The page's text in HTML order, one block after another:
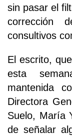
sin pasar el
corrección
consultivos
El escrito,
esta
mantenida
Directora
Suelo, María
de señalar